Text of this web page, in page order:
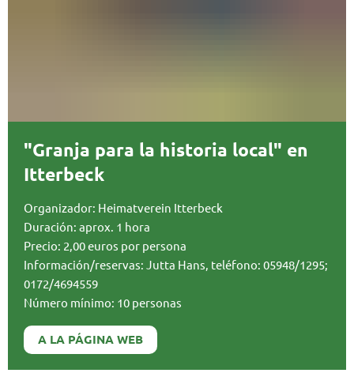
"Granja para la historia local" en
Itterbeck
Organizador: Heimatverein Itterbeck
Duración: aprox. 1 hora
Precio: 2,00 euros por persona
Información/reservas: Jutta Hans, teléfono: 05948/1295;
0172/4694559
Número mínimo: 10 personas
A LA PÁGINA WEB